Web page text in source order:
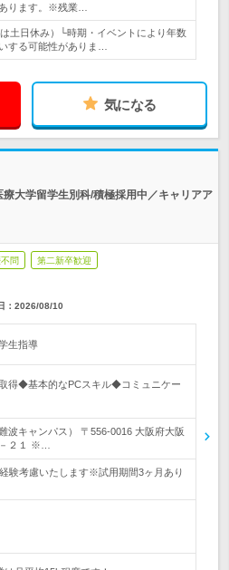
ります。※残業…
土日休み）└時期・イベントにより年数
する可能性がありま…
気になる
大学留学生別科/積極採用中／キャリアア
問 第二新卒歓迎
： 2026/08/10
生指導
得◆基本的なPCスキル◆コミュニケー
波キャンパス） 〒556-0016 大阪府大阪
２１ ※…
験考慮いたします※試用期間3ヶ月あり